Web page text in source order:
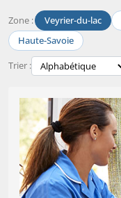
Zone : Veyrier-du-lac
Haute-Savoie
Trier :